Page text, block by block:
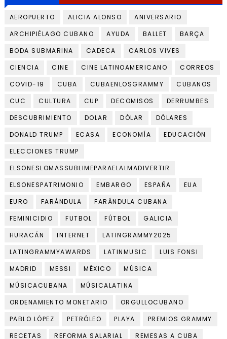
AEROPUERTO ALICIA ALONSO
ANIVERSARIO
ARCHIPIÉLAGO CUBANO
AYUDA BALLET
BARÇA
BODA SUBMARINA
CADECA
CARLOS VIVES
CIENCIA
CINE CINE LATINOAMERICANO
CORREOS
COVID-19
CUBA CUBAENLOSGRAMMY
CUBANOS
CUC
CULTURA CUP DECOMISOS
DERRUMBES
DESCUBRIMIENTO
DOLAR DÓLAR
DÓLARES
DONALD TRUMP
ECASA ECONOMÍA
EDUCACIÓN
ELECCIONES TRUMP
ELSONESLOMASSUBLIMEPARAELALMADIVERTIR
ELSONESPATRIMONIO
EMBARGO ESPAÑA
EUA
EURO
FARÁNDULA
FARÁNDULA CUBANA
FEMINICIDIO
FUTBOL FÚTBOL
GALICIA
HURACÁN
INTERNET
LATINGRAMMY2025
LATINGRAMMYAWARDS
LATINMUSIC
LUIS FONSI
MADRID
MESSI MÉXICO
MÚSICA
MÚSICACUBANA
MÚSICALATINA
ORDENAMIENTO MONETARIO
ORGULLOCUBANO
PABLO LÓPEZ
PETRÓLEO PLAYA
PREMIOS GRAMMY
RECETAS
REFORMA SALARIAL REMESAS A CUBA